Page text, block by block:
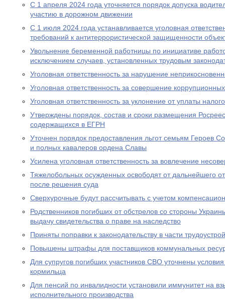
С 1 апреля 2024 года уточняется порядок допуска
участию в дорожном движении
С 1 июля 2024 года устанавливается уголовная
требований к антитеррористической защищенности
Увольнение беременной работницы по инициативе
исключением случаев, установленных трудовым
Уголовная ответственность за нарушение
Уголовная ответственность за совершение
Уголовная ответственность за уклонение от уплаты
Утверждены порядок, состав и сроки размещения
содержащихся в ЕГРН
Уточнен порядок предоставления льгот семьям Героев
и полных кавалеров ордена Славы
Усилена уголовная ответственность за вовлечение
Тяжелобольных осужденных освободят от дальнейшего
после решения суда
Сверхурочные будут рассчитывать с учетом
Родственников погибших от обстрелов со стороны
выдачу свидетельства о праве на наследство
Приняты поправки к законодательству в части
Повышены штрафы для поставщиков коммунальных
Для супругов погибших участников СВО уточнены
кормильца
Для пенсий по инвалидности установили иммунитет на
исполнительного производства